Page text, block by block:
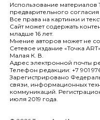
Использование материалов
предварительного
Все права на картинки и
Сайт может содержать
младше 16 лет.
Мнение авторов может не
Сетевое издание «Точка
Малая К. В.
Адрес электронной почты
Телефон редакции: +7 901
Зарегистрировано
связи, информационных
коммуникаций.
июля 2019 года.